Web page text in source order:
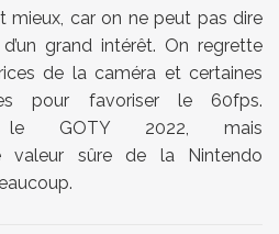
mieux, car on ne peut pas dire
d’un grand intérêt. On regrette
de la caméra et certaines
pour favoriser le 60fps.
le GOTY 2022, mais
valeur sûre de la Nintendo